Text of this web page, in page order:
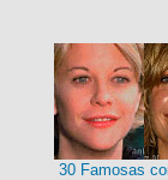
30 Famosas